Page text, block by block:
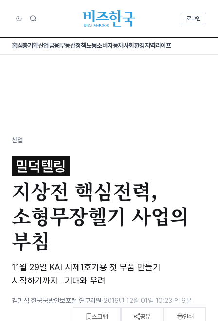
로그인
홈심층기획산업금융부동산정책노동소비 자동차사회환경지역라이프
산업
밀덕텔링
지상전 핵심전력,
소형무장헬기 사업의
부침
11월 29일 KAI 시제1호기용 첫 부품 만들기
시작하기까지…기대와 우려
김민석 한국국방안보포럼 연구위원·2016년 12월 01일 10:23·약 6분
스크랩 공유 인쇄